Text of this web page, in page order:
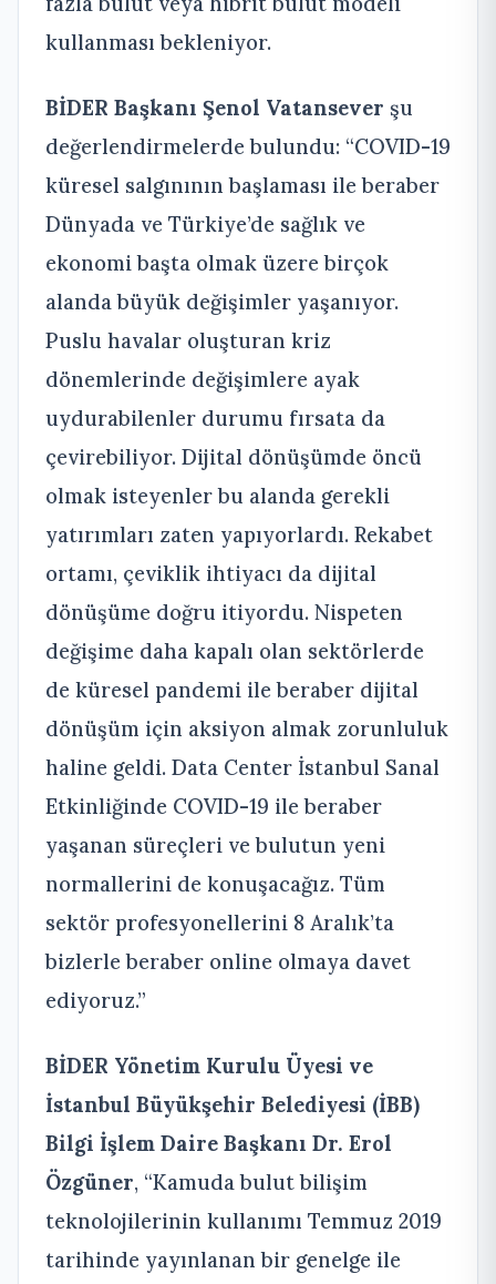
kullanması bekleniyor.
BİDER Başkanı Şenol Vatansever şu
değerlendirmelerde bulundu: “COVID-19
küresel salgınının başlaması ile beraber
Dünyada ve Türkiye’de sağlık ve
ekonomi başta olmak üzere birçok
alanda büyük değişimler yaşanıyor.
Puslu havalar oluşturan kriz
dönemlerinde değişimlere ayak
uydurabilenler durumu fırsata da
çevirebiliyor. Dijital dönüşümde öncü
olmak isteyenler bu alanda gerekli
yatırımları zaten yapıyorlardı. Rekabet
ortamı, çeviklik ihtiyacı da dijital
dönüşüme doğru itiyordu. Nispeten
değişime daha kapalı olan sektörlerde
de küresel pandemi ile beraber dijital
dönüşüm için aksiyon almak zorunluluk
haline geldi. Data Center İstanbul Sanal
Etkinliğinde COVID-19 ile beraber
yaşanan süreçleri ve bulutun yeni
normallerini de konuşacağız. Tüm
sektör profesyonellerini 8 Aralık’ta
bizlerle beraber online olmaya davet
ediyoruz.”
BİDER Yönetim Kurulu Üyesi ve
İstanbul Büyükşehir Belediyesi (İBB)
Bilgi İşlem Daire Başkanı Dr. Erol
Özgüner, “Kamuda bulut bilişim
teknolojilerinin kullanımı Temmuz 2019
tarihinde yayınlanan bir genelge ile